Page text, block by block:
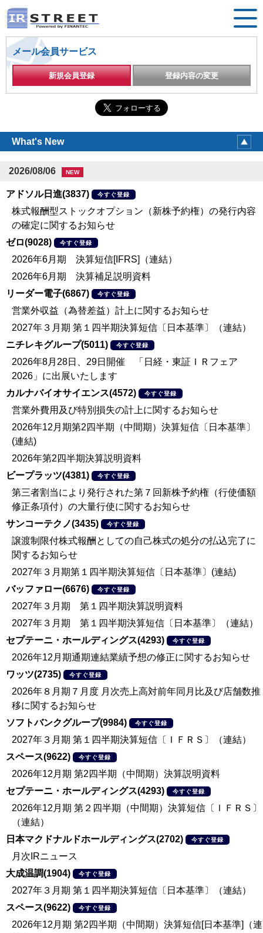
メール会員サービス
新規会員登録 登録内容の変更
What's New
2026/08/06 NEW
アドソル日進(3837) 今すぐ登録
株式報酬型ストックオプション（新株予約権）の発行内容
の確定に関するお知らせ
ゼロ(9028)
今すぐ登録
2026年6月期 決算短信[IFRS]（連結）
2026年6月期 決算補足説明資料
リーダー電子(6867)
今すぐ登録
営業外収益（為替差益）計上に関するお知らせ
2027年３月期 第１四半期決算短信〔日本基準〕（連結）
ニチレキグループ(5011)
今すぐ登録
2026年8月28日、29日開催 「日経・東証ＩＲフェア
2026」に出展いたします
カルナバイオサイエンス(4572)
今すぐ登録
営業外費用及び特別損失の計上に関するお知らせ
2026年12月期第2四半期（中間期）決算短信〔日本基準〕
(連結)
2026年第2四半期決算説明資料
ビープラッツ(4381)
今すぐ登録
第三者割当により発行された第７回新株予約権（行使価額
修正条項付）の大量行使に関するお知らせ
サンコーテクノ(3435)
今すぐ登録
譲渡制限付株式報酬としての自己株式の処分の払込完了に
関するお知らせ
2027年３月期第１四半期決算短信〔日本基準〕(連結)
バッファロー(6676)
今すぐ登録
2027年３月期 第１四半期決算説明資料
2027年３月期 第１四半期決算短信〔日本基準〕（連結）
セプテーニ・ホールディングス(4293)
今すぐ登録
2026年12月期通期連結業績予想の修正に関するお知らせ
ワッツ(2735)
今すぐ登録
2026年８月期７月度 月次売上高対前年同月比及び店舗数推
移に関するお知らせ
ソフトバンクグループ(9984)
今すぐ登録
2027年３月期 第１四半期決算短信〔ＩＦＲＳ〕（連結）
スペース(9622)
今すぐ登録
2026年12月期 第2四半期（中間期）決算説明資料
セプテーニ・ホールディングス(4293)
今すぐ登録
2026年12月期 第２四半期（中間期）決算短信〔ＩＦＲＳ〕
（連結）
日本マクドナルドホールディングス(2702)
今すぐ登録
月次IRニュース
大成温調(1904)
今すぐ登録
2027年３月期 第１四半期決算短信〔日本基準〕（連結）
スペース(9622)
今すぐ登録
2026年12月期 第2四半期（中間期）決算短信[日本基準]（連